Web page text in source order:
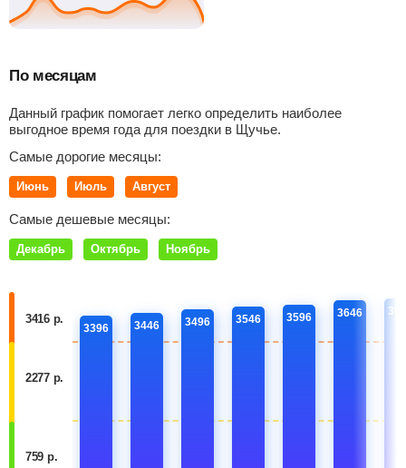
По месяцам
Данный график помогает легко определить наиболее
выгодное время года для поездки в Щучье.
Самые дорогие месяцы:
Июнь Июль Август
Самые дешевые месяцы:
Декабрь Октябрь Ноябрь
3416 р.
2277 р.
759 р.
3396 3446 3496 3546 3596 3646